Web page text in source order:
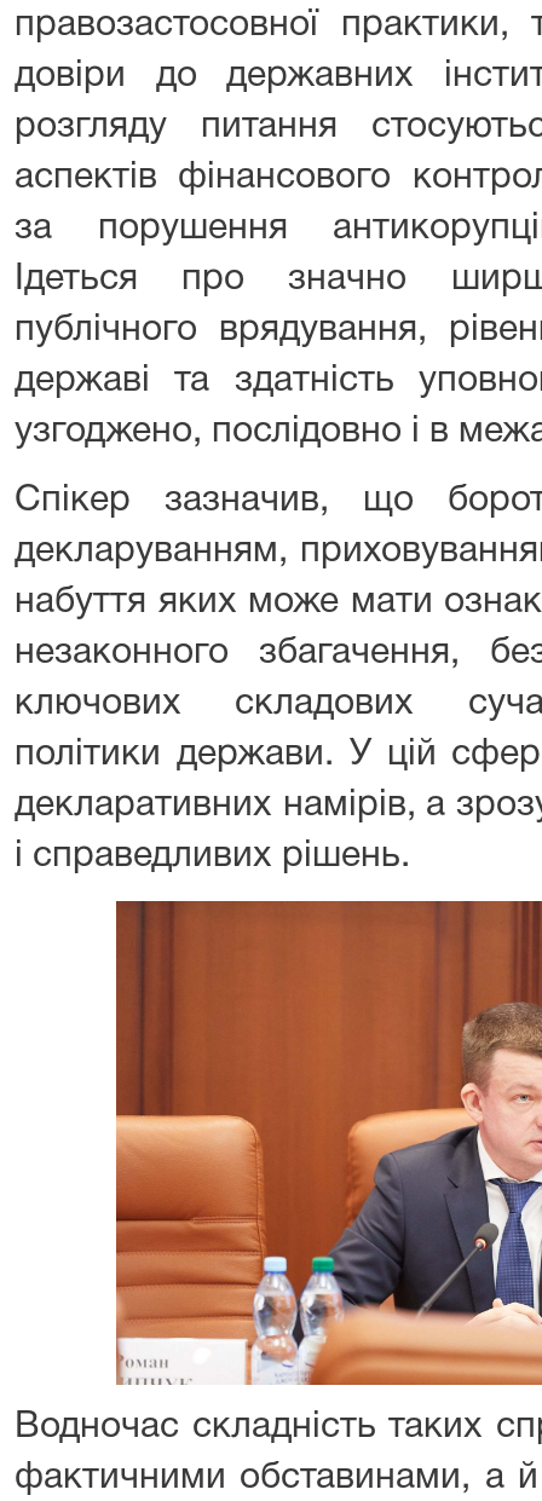
правозастосовної
довіри до державних
розгляду питання
аспектів фінансового
за порушення
Ідеться про значно
публічного врядування,
державі та здатність
узгоджено, послідовно і в
Спікер зазначив, що
декларуванням,
набуття яких може мати
незаконного збагачення,
ключових складових
політики держави. У цій
декларативних намірів, а
і справедливих рішень.
Водночас складність таких
фактичними обставинами, а й